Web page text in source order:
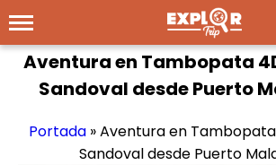
Aventura en Tambopata
Sandoval desde Puerto
Portada»Aventura en
Sandoval desde Puerto